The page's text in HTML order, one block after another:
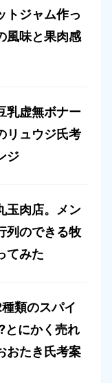
トジャム作っ
風味と果肉感
乳虚無ボナー
リュウジ氏考
ジ
玉肉店。メン
列のできる牧
てみた
類のスパイ
とにかく売れ
おたき氏考案